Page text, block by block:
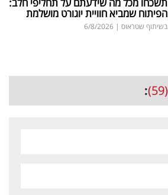
תשכחו מכל מה שידעתם על תחליפי חלב:
הפיתוח שמביא חוויית יוגורט מושלמת
בשיתוף שטראוס |
6/8/2026
(59)
: